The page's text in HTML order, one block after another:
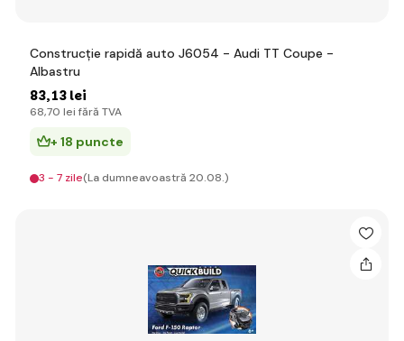
Construcție rapidă auto J6054 - Audi TT Coupe -
Albastru
83,13 lei
68,70 lei fără TVA
+ 18 puncte
3 - 7 zile(La dumneavoastră 20.08.)